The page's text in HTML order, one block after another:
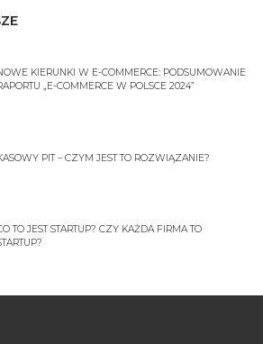
KIERUNKI W E-COMMERCE: PODSUMOWANIE
„E-COMMERCE W POLSCE 2024”
PIT – CZYM JEST TO ROZWIĄZANIE?
TO JEST STARTUP? CZY KAŻDA FIRMA TO